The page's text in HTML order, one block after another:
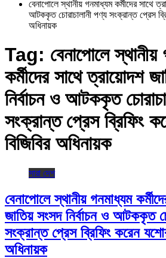
বেনাপোলে স্থানীয় গনমাধ্যম কর্মীদের সাথে
আটককৃত চোরাচালানী পণ্য সংক্রান্ত প্রেস
অধিনায়ক
Tag: বেনাপোলে
কর্মীদের সাথে ত্রায়োদশ
নির্বাচন ও আটককৃত
সংক্রান্ত প্রেস ব্রিফিং
বিজিবির অধিনায়ক
সারা দেশ
বেনাপোলে স্থানীয় গনমাধ্যম
জাতিয় সংসদ নির্বাচন ও আটককৃত
সংক্রান্ত প্রেস ব্রিফিং করেন
অধিনায়ক